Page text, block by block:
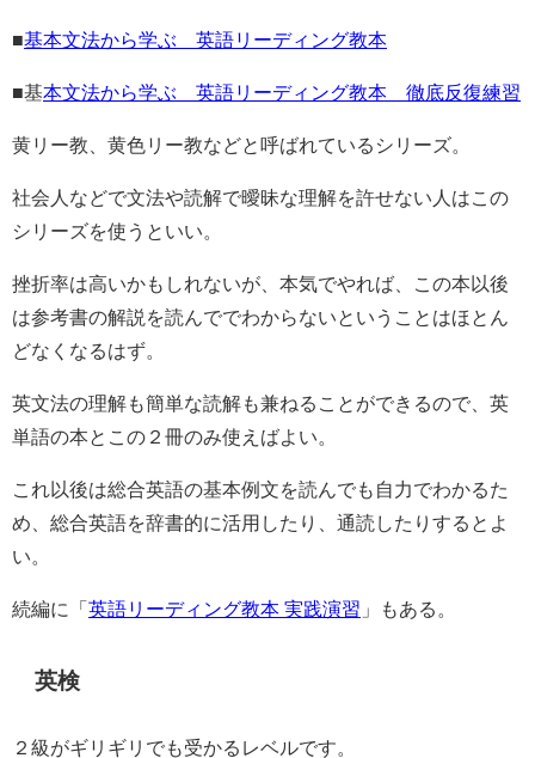
■基本文法から学ぶ 英語リーディング教本
■基本文法から学ぶ 英語リーディング教本 徹底反復練習
黄リー教、黄色リー教などと呼ばれているシリーズ。
社会人などで文法や読解で曖昧な理解を許せない人はこの
シリーズを使うといい。
挫折率は高いかもしれないが、本気でやれば、この本以後
は参考書の解説を読んででわからないということはほとん
どなくなるはず。
英文法の理解も簡単な読解も兼ねることができるので、英
単語の本とこの２冊のみ使えばよい。
これ以後は総合英語の基本例文を読んでも自力でわかるた
め、総合英語を辞書的に活用したり、通読したりするとよ
い。
続編に「 英語リーディング教本 実践演習 」もある。
英検
２級がギリギリでも受かるレベルです。